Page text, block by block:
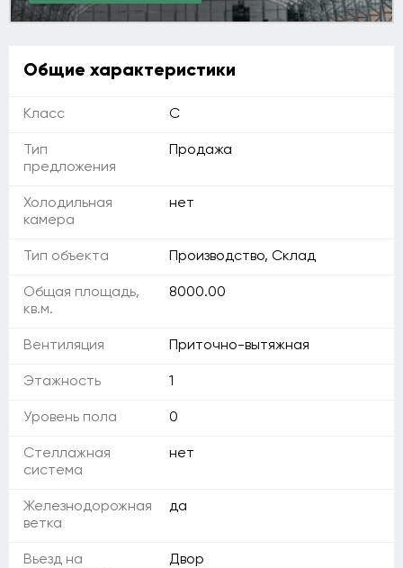
Общие характеристики
Класс C
Тип
предложения
Продажа
Холодильная
камера
нет
Тип объекта Производство, Склад
Общая площадь,
кв.м.
8000.00
Вентиляция Приточно-вытяжная
Этажность 1
Уровень пола 0
Стеллажная
система
нет
Железнодорожная
ветка
да
Вьезд на
Двор